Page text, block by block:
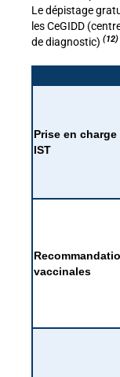
Le dépistage
les CeGIDD
de diagnostic) (12)
Prise en charge
IST
vaccinales